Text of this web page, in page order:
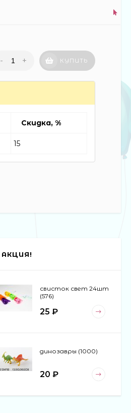
- + КУПИТЬ
Скидка, %
15
АКЦИЯ!
свисток свет 24шт
(576)
25 ₽
динозавры (1000)
20 ₽